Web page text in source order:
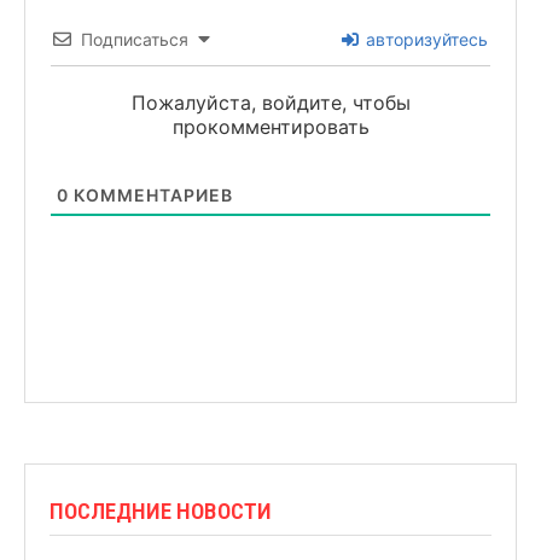
Подписаться авторизуйтесь
Пожалуйста, войдите, чтобы
прокомментировать
0 КОММЕНТАРИЕВ
ПОСЛЕДНИЕ НОВОСТИ